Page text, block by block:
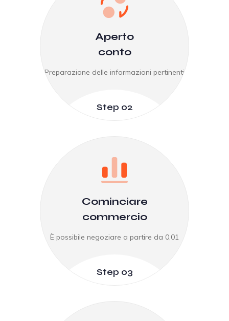
Aperto
conto
Preparazione delle informazioni pertinenti
Step 02
Cominciare
commercio
È possibile negoziare a partire da 0,01
Step 03